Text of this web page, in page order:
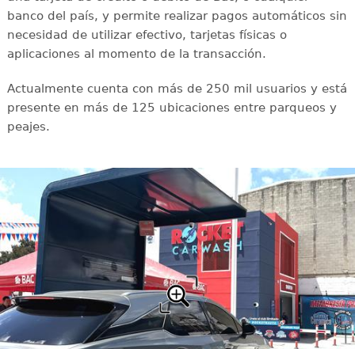
banco del país, y permite realizar pagos automáticos sin
necesidad de utilizar efectivo, tarjetas físicas o
aplicaciones al momento de la transacción.
Actualmente cuenta con más de 250 mil usuarios y está
presente en más de 125 ubicaciones entre parqueos y
peajes.